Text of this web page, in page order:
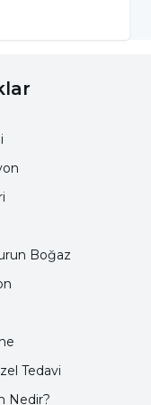
kişinin
ayak, baldır,
görülebilir.
normal
muayene
Boğaz
Tedavi
Nedir?